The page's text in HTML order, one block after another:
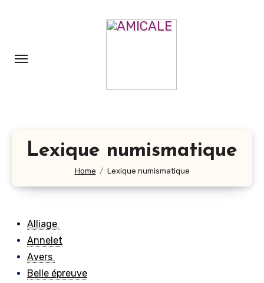
principal
Lexique numismatique
Home Lexique numismatique
Alliage
Annelet
Avers
Belle épreuve